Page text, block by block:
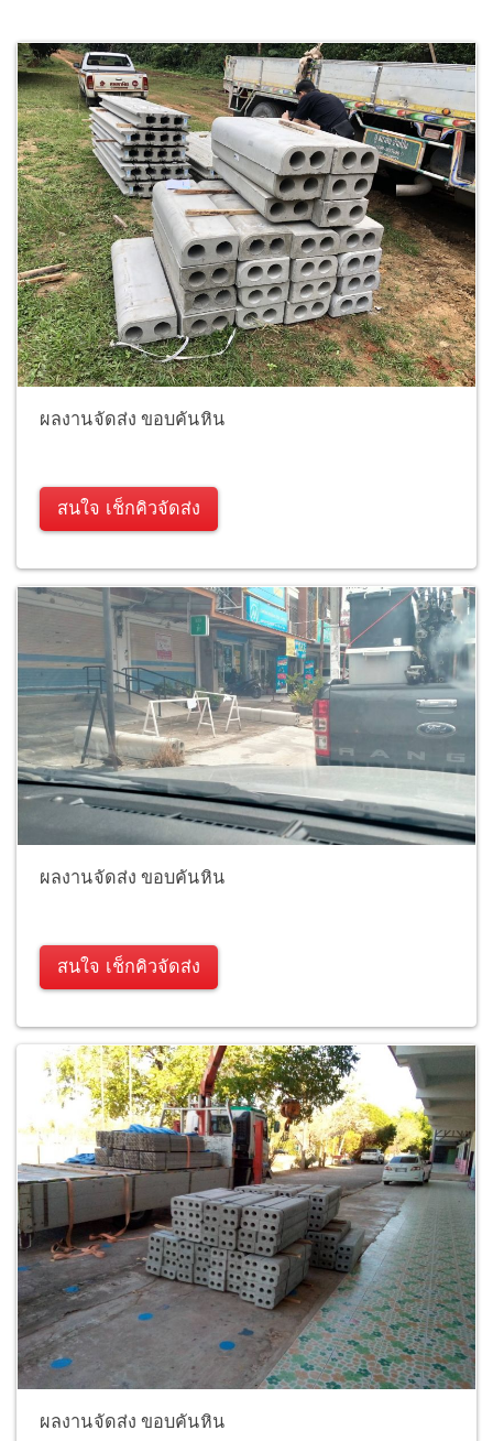
ผลงานจัดส่ง ขอบคันหิน
สนใจ เช็กคิวจัดส่ง
ผลงานจัดส่ง ขอบคันหิน
สนใจ เช็กคิวจัดส่ง
ผลงานจัดส่ง ขอบคันหิน